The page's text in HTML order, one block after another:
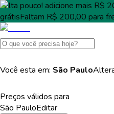
Falta pouco! adicione mais R$
grátisFaltam R$ 200,00 para
Você esta em: São Paulo
Preços válidos para
São PauloEditar